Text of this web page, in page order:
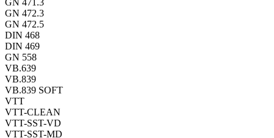
GN 471.3
GN 472.3
GN 472.5
DIN 468
DIN 469
GN 558
VB.639
VB.839
VB.839 SOFT
VTT
VTT-CLEAN
VTT-SST-VD
VTT-SST-MD